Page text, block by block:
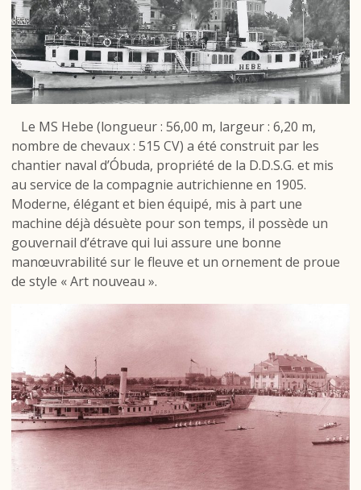
Le MS Hebe (longueur : 56,00 m, largeur : 6,20 m,
nombre de chevaux : 515 CV) a été construit par les
chantier naval d’Óbuda, propriété de la D.D.S.G. et mis
au service de la compagnie autrichienne en 1905.
Moderne, élégant et bien équipé, mis à part une
machine déjà désuète pour son temps, il possède un
gouvernail d’étrave qui lui assure une bonne
manœuvrabilité sur le fleuve et un ornement de proue
de style « Art nouveau ».